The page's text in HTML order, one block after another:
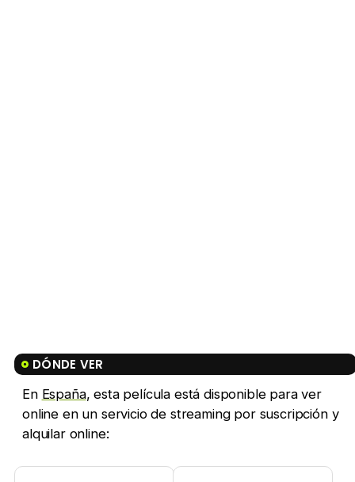
DÓNDE VER
En España, esta película está disponible para ver
online en un servicio de streaming por suscripción y
alquilar online: